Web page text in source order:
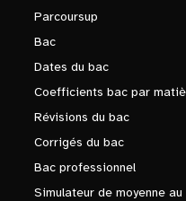
Parcoursup
Bac
Dates du bac
Coefficients bac par
Révisions du bac
Corrigés du bac
Bac professionnel
Simulateur de moyenne au